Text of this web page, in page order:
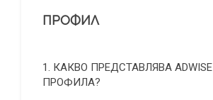
ПРОФИЛ
1. КАКВО ПРЕДСТАВЛЯВА ADWISE
ПРОФИЛА?